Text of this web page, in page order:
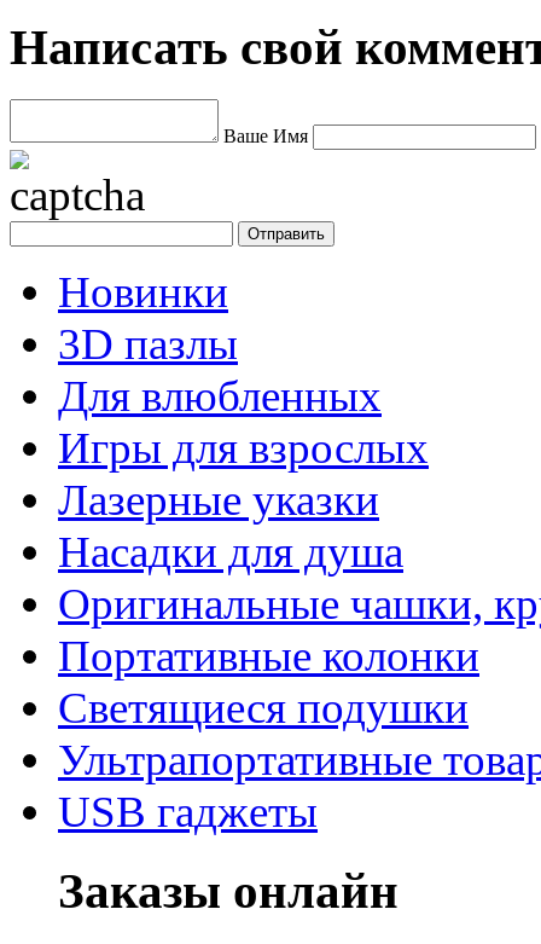
Написать свой
Ваше Имя
Новинки
3D пазлы
Для влюбленных
Игры для взрослых
Лазерные указки
Насадки для душа
Оригинальные чашки,
Портативные колонки
Светящиеся подушки
Ультрапортативные
USB гаджеты
Заказы онлайн